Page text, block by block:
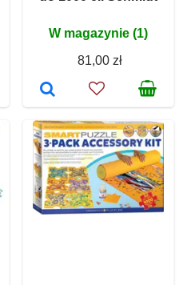
W magazynie (1)
81,00 zł